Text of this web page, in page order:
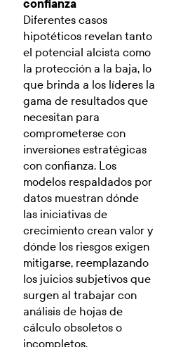
confianza
Diferentes casos
hipotéticos revelan tanto
el potencial alcista como
la protección a la baja, lo
que brinda a los líderes la
gama de resultados que
necesitan para
comprometerse con
inversiones estratégicas
con confianza. Los
modelos respaldados por
datos muestran dónde
las iniciativas de
crecimiento crean valor y
dónde los riesgos exigen
mitigarse, reemplazando
los juicios subjetivos que
surgen al trabajar con
análisis de hojas de
cálculo obsoletos o
incompletos.